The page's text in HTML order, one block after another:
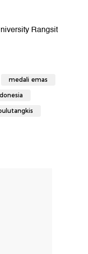
Rangsit
medali emas